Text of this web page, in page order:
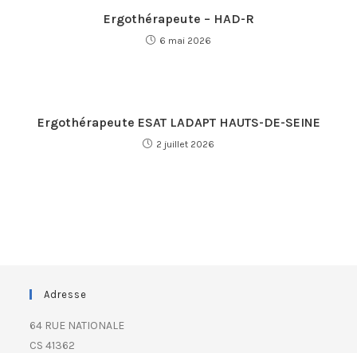
Ergothérapeute – HAD-R
6 mai 2026
Ergothérapeute ESAT LADAPT HAUTS-DE-SEINE
2 juillet 2026
Adresse
64 RUE NATIONALE
CS 41362